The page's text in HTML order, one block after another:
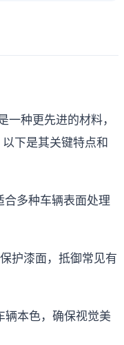
种更先进的材料，
下是其关键特点和
多种车辆表面处理
护漆面，抵御常见有
辆本色，确保视觉美